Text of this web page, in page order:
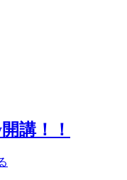
開講！！